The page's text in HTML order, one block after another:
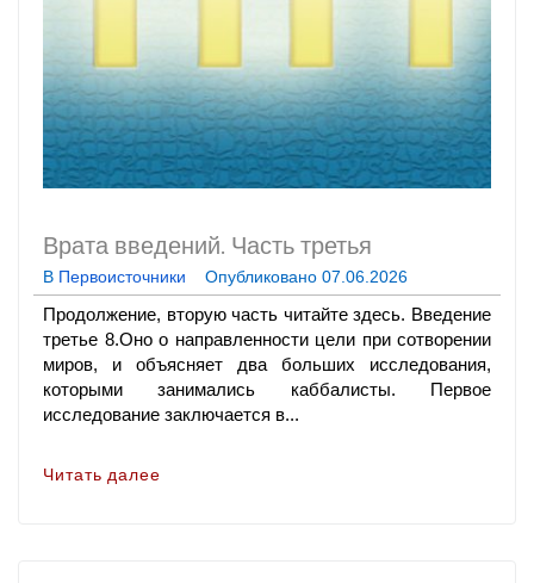
Врата введений. Часть третья
В Первоисточники Опубликовано 07.06.2026
Продолжение, вторую часть читайте здесь. Введение
третье 8.Оно о направленности цели при сотворении
миров, и объясняет два больших исследования,
которыми занимались каббалисты. Первое
исследование заключается в...
Читать далее